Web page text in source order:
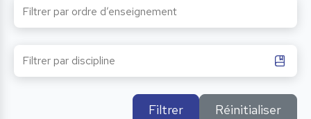
Filtrer Réinitialiser